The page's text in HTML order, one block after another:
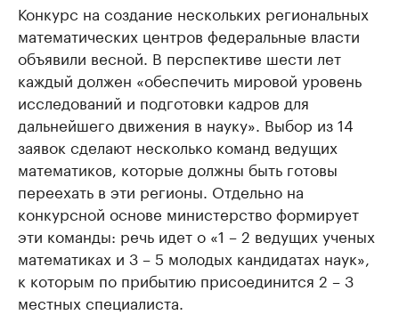
Конкурс на создание нескольких региональных
математических центров федеральные власти
объявили весной. В перспективе шести лет
каждый должен «обеспечить мировой уровень
исследований и подготовки кадров для
дальнейшего движения в науку». Выбор из 14
заявок сделают несколько команд ведущих
математиков, которые должны быть готовы
переехать в эти регионы. Отдельно на
конкурсной основе министерство формирует
эти команды: речь идет о «1 – 2 ведущих ученых
математиках и 3 – 5 молодых кандидатах наук»,
к которым по прибытию присоединится 2 – 3
местных специалиста.